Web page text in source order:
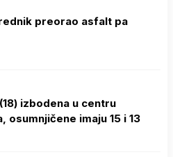
preorao asfalt pa
izbodena u centru
osumnjičene imaju 15 i 13